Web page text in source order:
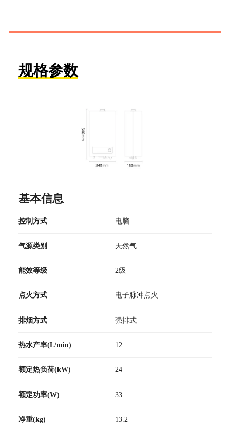
规格参数
基本信息
控制方式 电脑
气源类别 天然气
能效等级 2级
点火方式 电子脉冲点火
排烟方式 强排式
热水产率(L/min) 12
额定热负荷(kW) 24
额定功率(W) 33
净重(kg) 13.2